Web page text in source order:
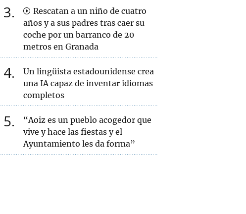
3
Rescatan a un niño de cuatro
años y a sus padres tras caer su
coche por un barranco de 20
metros en Granada
4
Un lingüista estadounidense crea
una IA capaz de inventar idiomas
completos
5
“Aoiz es un pueblo acogedor que
vive y hace las fiestas y el
Ayuntamiento les da forma”